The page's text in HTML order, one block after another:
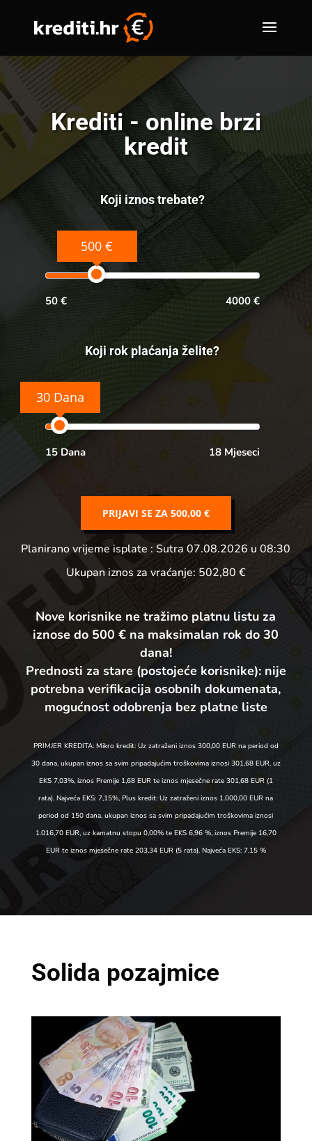
Krediti - online brzi
kredit
Koji iznos trebate?
500 €
50 € 4000 €
Koji rok plaćanja želite?
30 Dana
15 Dana 18 Mjeseci
PRIJAVI SE ZA 500,00 €
Planirano vrijeme isplate : Sutra 07.08.2026 u 08:30
Ukupan iznos za vraćanje: 502,80 €
Nove korisnike ne tražimo platnu listu za
iznose do 500 € na maksimalan rok do 30
dana!
Prednosti za stare (postojeće korisnike): nije
potrebna verifikacija osobnih dokumenata,
mogućnost odobrenja bez platne liste
PRIMJER KREDITA: Mikro kredit: Uz zatraženi iznos 300,00 EUR na period od
30 dana, ukupan iznos sa svim pripadajućim troškovima iznosi 301,68 EUR, uz
EKS 7,03%, iznos Premije 1,68 EUR te iznos mjesečne rate 301,68 EUR (1
rata). Najveća EKS: 7,15%, Plus kredit: Uz zatraženi iznos 1.000,00 EUR na
period od 150 dana, ukupan iznos sa svim pripadajućim troškovima iznosi
1.016,70 EUR, uz kamatnu stopu 0,00% te EKS 6,96 %, iznos Premije 16,70
EUR te iznos mjesečne rate 203,34 EUR (5 rata). Najveća EKS: 7,15 %
Solida pozajmice